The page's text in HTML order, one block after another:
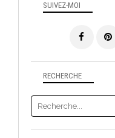
SUIVEZ-MOI
RECHERCHE